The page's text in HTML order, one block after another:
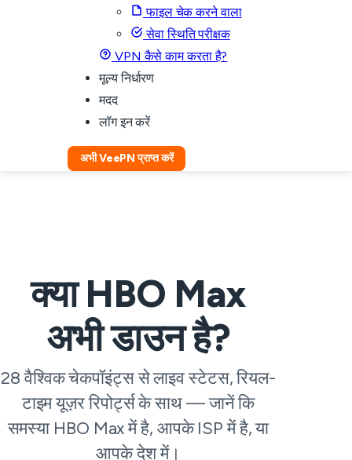
फाइल चेक करने वाला
सेवा स्थिति परीक्षक
VPN कैसे काम करता है?
मूल्य निर्धारण
मदद
लॉग इन करें
अभी VeePN प्राप्त करें
क्या HBO Max
अभी डाउन है?
28 वैश्विक चेकपॉइंट्स से लाइव स्टेटस, रियल-
टाइम यूज़र रिपोर्ट्स के साथ — जानें कि
समस्या HBO Max में है, आपके ISP में है, या
आपके देश में।